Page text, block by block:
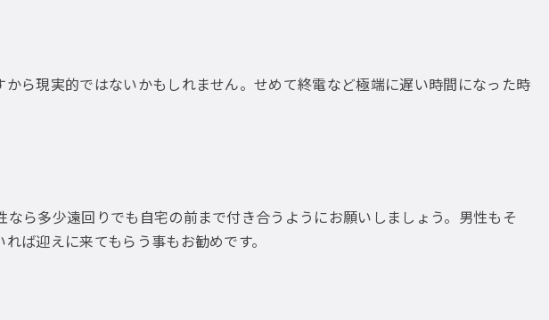
ら現実的ではないかもしれません。せめて終電など極端に遅い時間になった時
ら多少遠回りでも自宅の前まで付き合うようにお願いしましょう。男性もそ
ば迎えに来てもらう事もお勧めです。